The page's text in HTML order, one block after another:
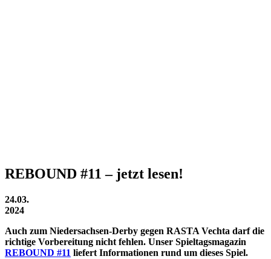
REBOUND #11 – jetzt lesen!
24.03.
2024
Auch zum Niedersachsen-Derby gegen RASTA Vechta darf die
richtige Vorbereitung nicht fehlen. Unser Spieltagsmagazin
REBOUND #11 liefert Informationen rund um dieses Spiel.